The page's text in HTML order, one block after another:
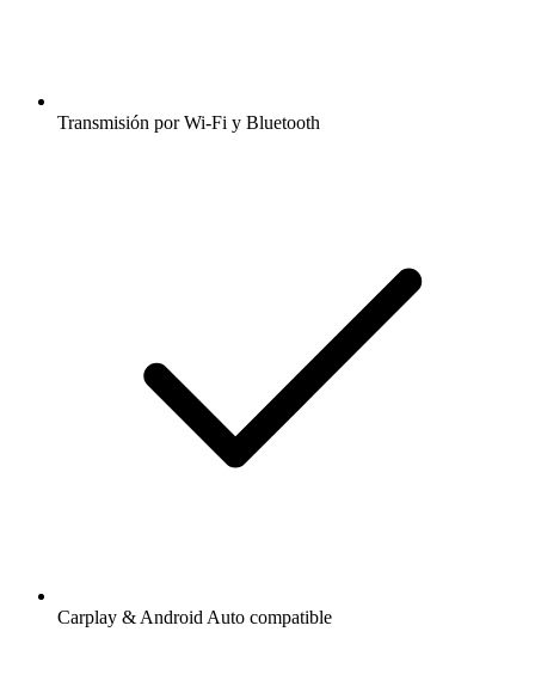
Transmisión por Wi-Fi y Bluetooth
Carplay & Android Auto compatible